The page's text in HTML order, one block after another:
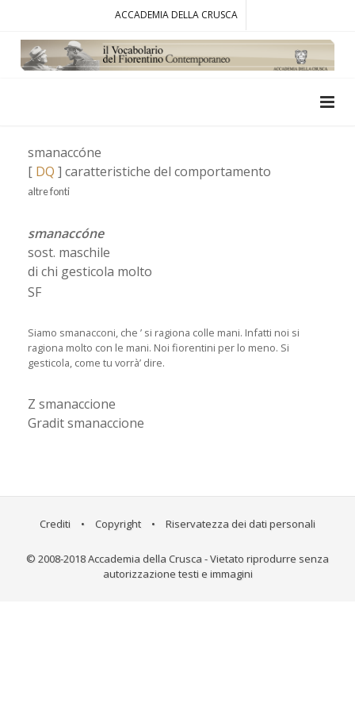
ACCADEMIA DELLA CRUSCA
smanaccóne
[ DQ ] caratteristiche del comportamento
altre fonti
smanaccóne
sost. maschile
di chi gesticola molto
SF
Siamo smanacconi, che ’ si ragiona colle mani. Infatti noi si
ragiona molto con le mani. Noi fiorentini per lo meno. Si
gesticola, come tu vorrà’ dire.
Z smanaccione
Gradit smanaccione
Crediti • Copyright • Riservatezza dei dati personali
© 2008-2018 Accademia della Crusca - Vietato riprodurre senza
autorizzazione testi e immagini